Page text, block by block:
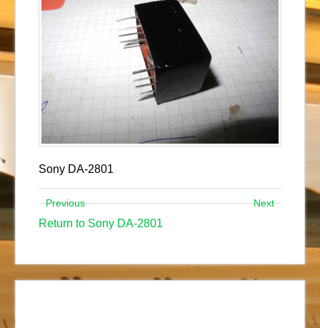
Sony DA-2801
Previous Next
Return to Sony DA-2801